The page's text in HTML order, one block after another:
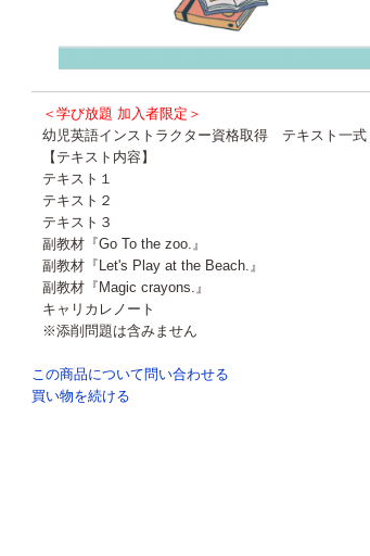
＜学び放題 加入者限定＞
幼児英語インストラクター資格取得 テキスト一式
【テキスト内容】
テキスト１
テキスト２
テキスト３
副教材『Go To the zoo.』
副教材『Let's Play at the Beach.』
副教材『Magic crayons.』
キャリカレノート
※添削問題は含みません
この商品について問い合わせる
買い物を続ける